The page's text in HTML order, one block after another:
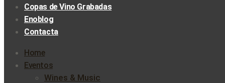
Copas de Vino Grabadas
Enoblog
Contacta
Home
Eventos
Wines & Music